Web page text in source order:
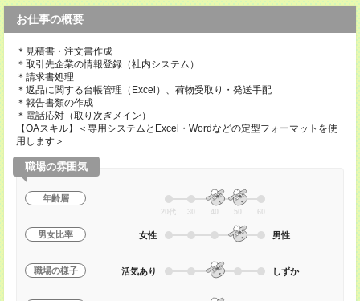
お仕事の概要
＊見積書・注文書作成
＊取引先企業の情報登録（社内システム）
＊請求書処理
＊返品に関する台帳管理（Excel）、荷物受取り・発送手配
＊報告書類の作成
＊電話応対（取り次ぎメイン）
【OAスキル】＜専用システムとExcel・Wordなどの定型フォーマットを使
用します＞
職場の雰囲気
年齢層
20代 30 40 50 60
男女比率 女性 男性
職場の様子 活気あり しずか